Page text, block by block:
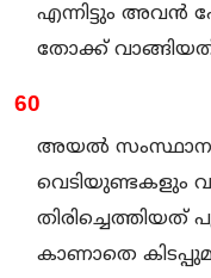
എന്നിട്ടും അവൻ
തോക്ക്
60
അയൽ
വെടിയുണ്ടകളും
കാണാതെ